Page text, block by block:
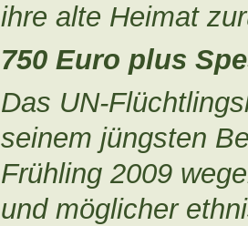
ihre alte Heimat
750 Euro plus
Das UN-
seinem jüngsten
Frühling 2009
und möglicher